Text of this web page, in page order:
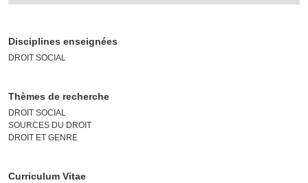
Disciplines enseignées
DROIT SOCIAL
Thèmes de recherche
DROIT SOCIAL
SOURCES DU DROIT
DROIT ET GENRE
Curriculum Vitae